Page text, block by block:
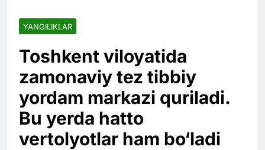
YANGILIKLAR
Toshkent viloyatida
zamonaviy tez tibbiy
yordam markazi quriladi.
Bu yerda hatto
vertolyotlar ham bo‘ladi